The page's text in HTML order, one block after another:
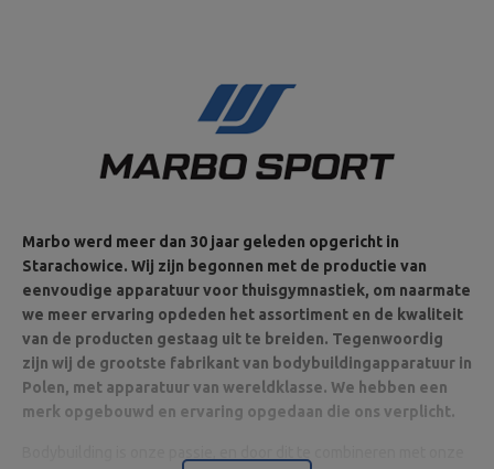
Marbo werd meer dan 30 jaar geleden opgericht in
Starachowice. Wij zijn begonnen met de productie van
eenvoudige apparatuur voor thuisgymnastiek, om naarmate
we meer ervaring opdeden het assortiment en de kwaliteit
van de producten gestaag uit te breiden. Tegenwoordig
zijn wij de grootste fabrikant van bodybuildingapparatuur in
Polen, met apparatuur van wereldklasse. We hebben een
merk opgebouwd en ervaring opgedaan die ons verplicht.